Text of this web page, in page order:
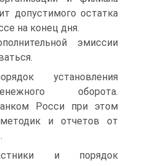
допустимого остатка
на конец дня.
эмиссии
установления
оборота.
Росси при этом
и отчетов от
и порядок